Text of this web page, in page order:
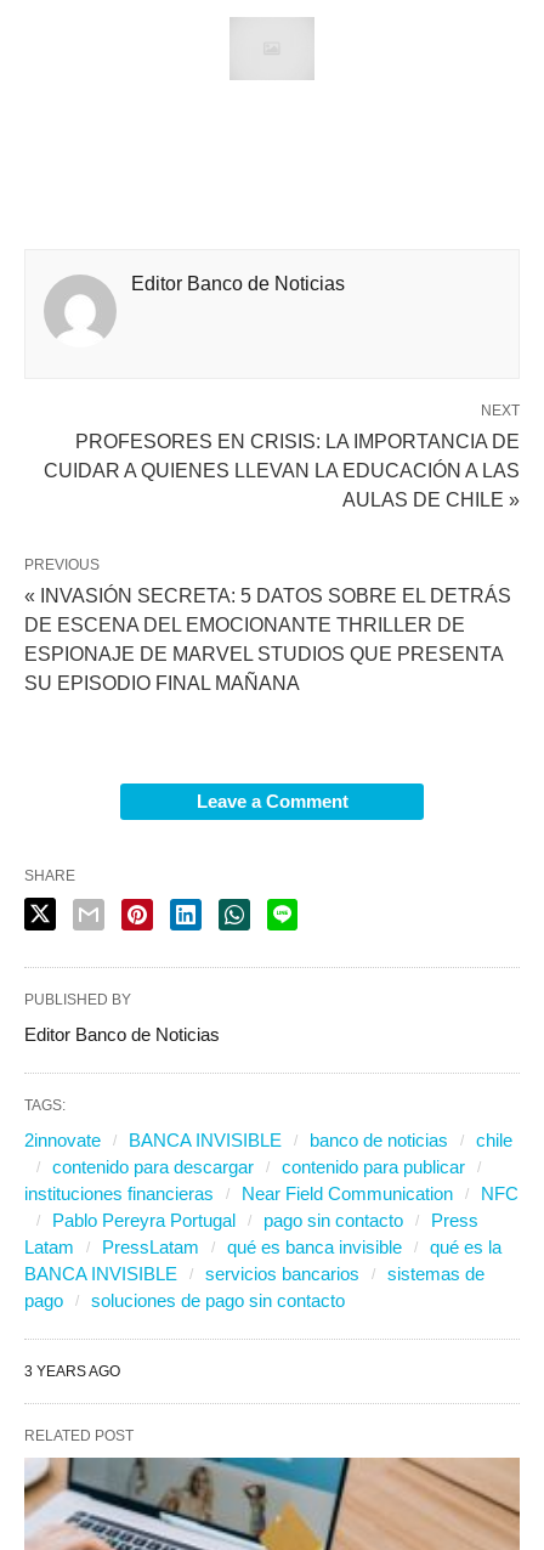
Editor Banco de Noticias
NEXT
PROFESORES EN CRISIS: LA IMPORTANCIA DE
CUIDAR A QUIENES LLEVAN LA EDUCACIÓN A LAS
AULAS DE CHILE »
PREVIOUS
« INVASIÓN SECRETA: 5 DATOS SOBRE EL DETRÁS
DE ESCENA DEL EMOCIONANTE THRILLER DE
ESPIONAJE DE MARVEL STUDIOS QUE PRESENTA
SU EPISODIO FINAL MAÑANA
Leave a Comment
SHARE
PUBLISHED BY
Editor Banco de Noticias
TAGS:
2innovate BANCA INVISIBLE banco de noticias
chile
contenido para descargar
contenido para publicar
instituciones financieras
Near Field Communication
NFC
Pablo Pereyra Portugal
pago sin contacto
Press
Latam
PressLatam qué es banca invisible
qué es la
BANCA INVISIBLE
servicios bancarios
sistemas de
pago
soluciones de pago sin contacto
3 YEARS AGO
RELATED POST